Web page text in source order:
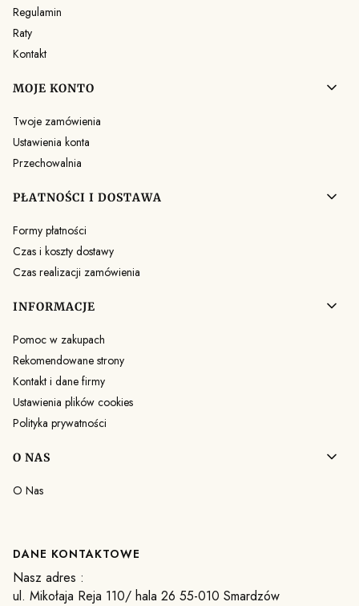
Regulamin
Raty
Kontakt
MOJE KONTO
Twoje zamówienia
Ustawienia konta
Przechowalnia
PŁATNOŚCI I DOSTAWA
Formy płatności
Czas i koszty dostawy
Czas realizacji zamówienia
INFORMACJE
Pomoc w zakupach
Rekomendowane strony
Kontakt i dane firmy
Ustawienia plików cookies
Polityka prywatności
O NAS
O Nas
DANE KONTAKTOWE
Nasz adres :
ul. Mikołaja Reja 110/ hala 26 55-010 Smardzów